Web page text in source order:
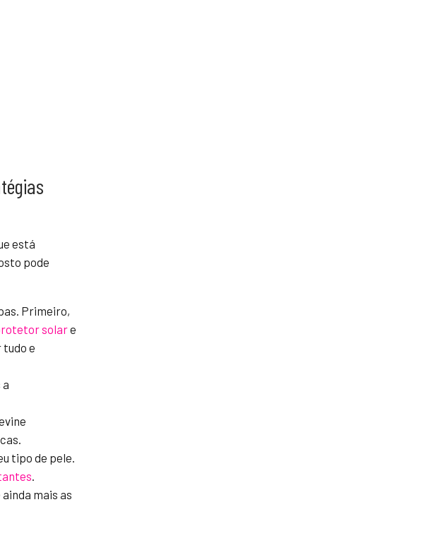
está
pode
Primeiro,
solare
e
tipo de pele.
mais as